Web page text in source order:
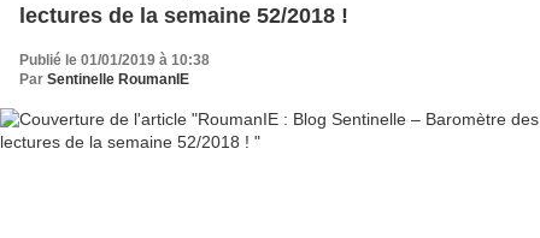
lectures de la semaine 52/2018 !
Publié le 01/01/2019 à 10:38
Par Sentinelle RoumanIE